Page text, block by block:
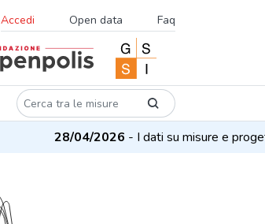
Accedi Open data Faq
28/04/2026- I dati su misure e progetti